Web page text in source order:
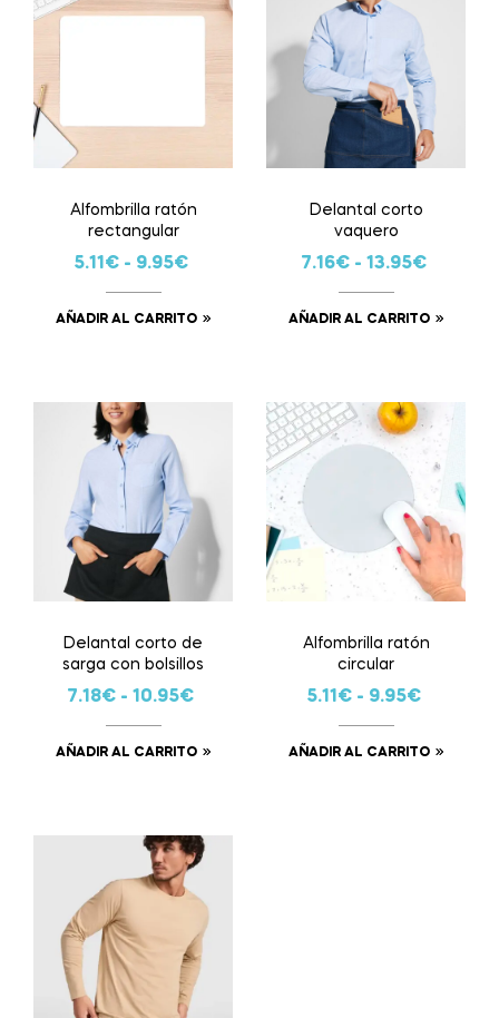
Alfombrilla ratón
rectangular
5.11€- 9.95€
AÑADIR AL CARRITO
Delantal corto
vaquero
7.16€- 13.95€
AÑADIR AL CARRITO
Delantal corto de
sarga con bolsillos
7.18€ - 10.95€
AÑADIR AL CARRITO
Alfombrilla ratón
circular
5.11€- 9.95€
AÑADIR AL CARRITO